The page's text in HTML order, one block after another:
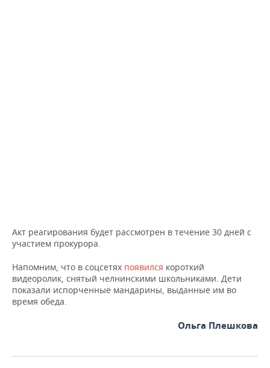
Акт реагирования будет рассмотрен в течение 30 дней с
участием прокурора.
Напомним, что в соцсетях появился короткий
видеоролик, снятый челнинскими школьниками. Дети
показали испорченные мандарины, выданные им во
время обеда.
Ольга Плешкова